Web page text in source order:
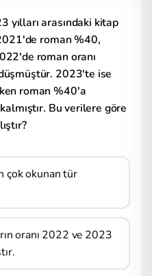
arasındaki kitap
roman %40,
roman oranı
2023'te ise
roman %40'a
Bu verilere göre
çok okunan tür
oranı 2022 ve 2023